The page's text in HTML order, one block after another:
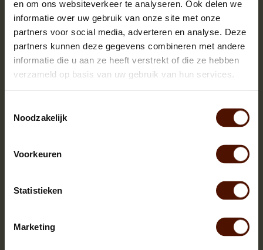
en om ons websiteverkeer te analyseren. Ook delen we
informatie over uw gebruik van onze site met onze
partners voor social media, adverteren en analyse. Deze
partners kunnen deze gegevens combineren met andere
informatie die u aan ze heeft verstrekt of die ze hebben
verzameld op basis van uw gebruik van hun services.
Noodzakelijk
Voorkeuren
Statistieken
Marketing